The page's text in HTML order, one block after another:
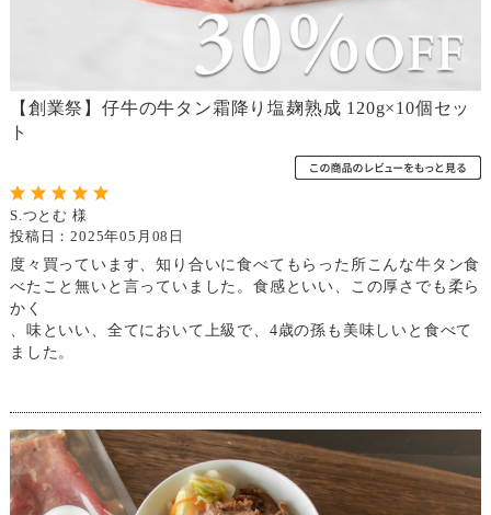
【創業祭】仔牛の牛タン霜降り塩麹熟成 120g×10個セッ
ト
S.つとむ 様
投稿日：2025年05月08日
度々買っています、知り合いに食べてもらった所こんな牛タン食
べたこと無いと言っていました。食感といい、この厚さでも柔ら
かく
、味といい、全てにおいて上級で、4歳の孫も美味しいと食べて
ました。